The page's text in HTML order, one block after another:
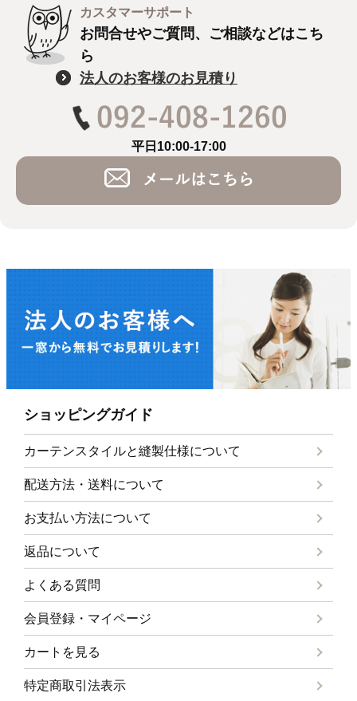
カスタマーサポート
お問合せやご質問、ご相談などはこち
ら
法人のお客様のお見積り
平日10:00-17:00
ショッピングガイド
カーテンスタイルと縫製仕様について
配送方法・送料について
お支払い方法について
返品について
よくある質問
会員登録・マイページ
カートを見る
特定商取引法表示